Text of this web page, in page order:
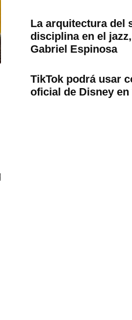
La arquitectura del
disciplina en el
Gabriel Espinosa
TikTok podrá usar
oficial de Disney